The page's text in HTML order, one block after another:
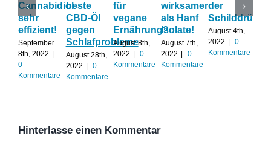
Cannabidiol
sehr
effizient!
September
8th, 2022
0
Kommentare
beste
CBD-Öl
gegen
Schlafprobleme
August 28th,
2022
0
Kommentare
für
vegane
Ernährung?
August 8th,
2022
0
Kommentare
wirksamer
als Hanf
Isolate!
August 7th,
2022
0
Kommentare
der
Schilddrüse
August 4th,
2022
0
Kommentare
Hinterlasse einen Kommentar